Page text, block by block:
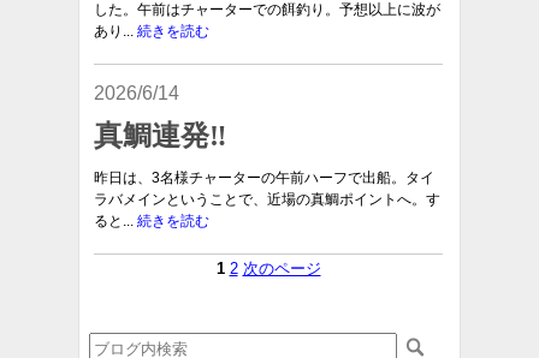
した。午前はチャーターでの餌釣り。予想以上に波が
あり... 続きを読む
2026/6/14
真鯛連発‼︎
昨日は、3名様チャーターの午前ハーフで出船。タイ
ラバメインということで、近場の真鯛ポイントへ。す
ると... 続きを読む
1 2 次のページ